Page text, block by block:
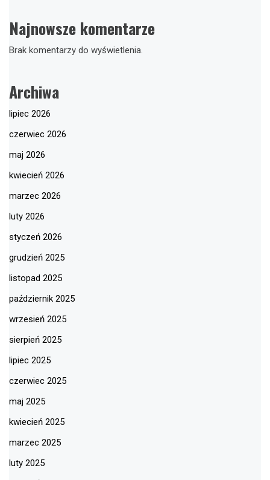
Najnowsze komentarze
Brak komentarzy do wyświetlenia.
Archiwa
lipiec 2026
czerwiec 2026
maj 2026
kwiecień 2026
marzec 2026
luty 2026
styczeń 2026
grudzień 2025
listopad 2025
październik 2025
wrzesień 2025
sierpień 2025
lipiec 2025
czerwiec 2025
maj 2025
kwiecień 2025
marzec 2025
luty 2025